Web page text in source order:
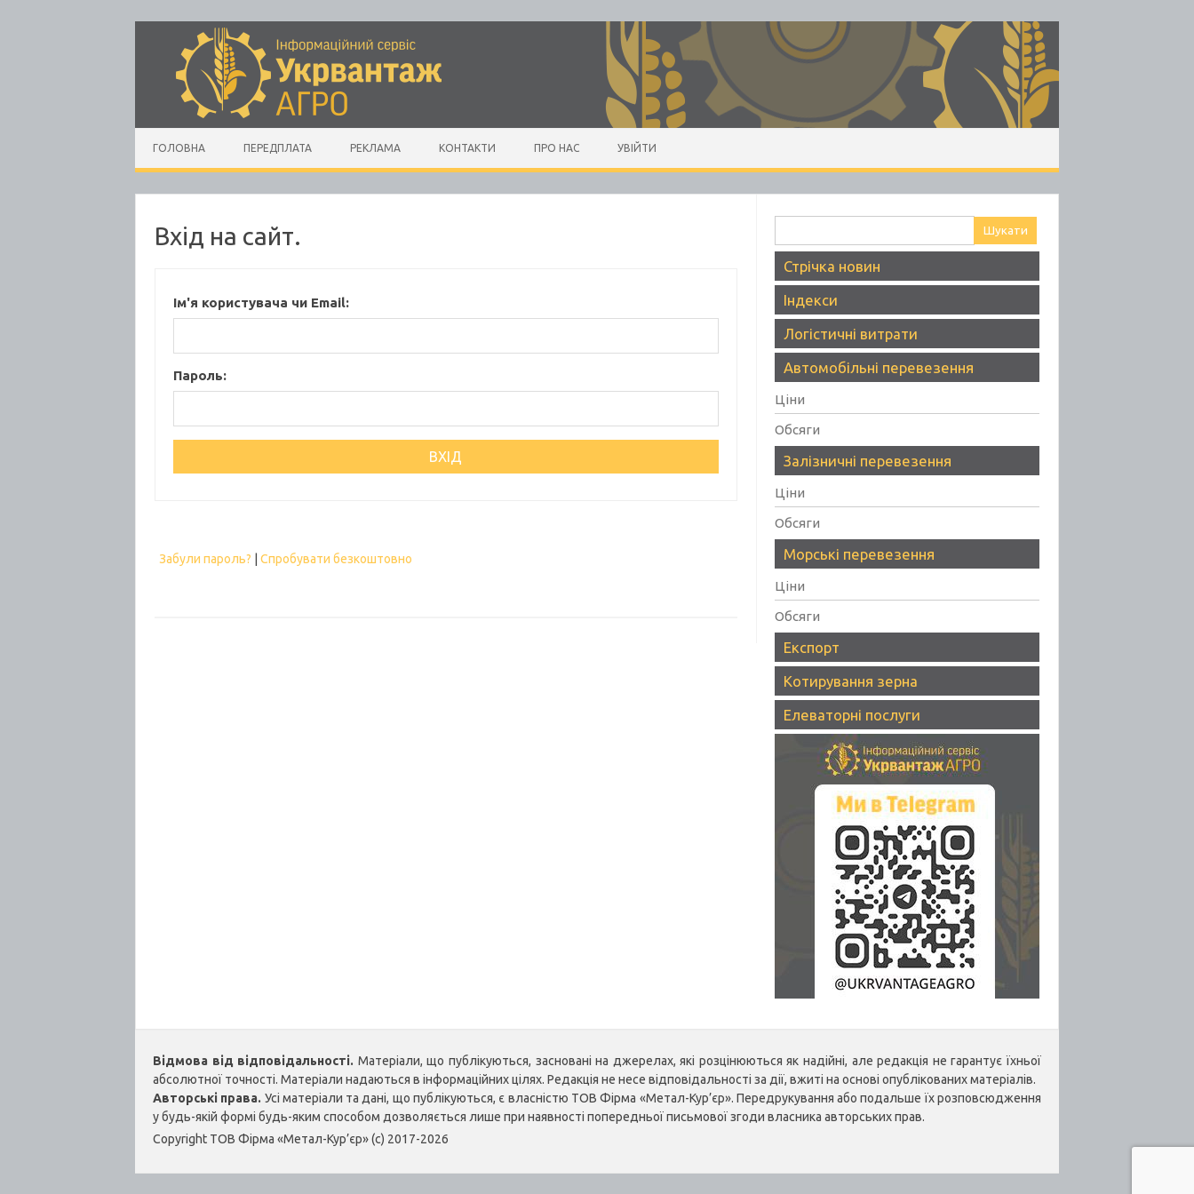
Skip to content
ГОЛОВНА ПЕРЕДПЛАТА РЕКЛАМА КОНТАКТИ ПРО НАС УВІЙТИ
Вхід на сайт.
Ім'я користувача чи Email:
Пароль:
Забули пароль? Спробувати безкоштовно
Стрічка новин
Індекси
Логістичні витрати
Автомобільні перевезення
Ціни
Обсяги
Залізничні перевезення
Ціни
Обсяги
Морські перевезення
Ціни
Обсяги
Експорт
Котирування зерна
Елеваторні послуги
Відмова від відповідальності. Матеріали, що публікуються, засновані на джерелах, які розцінюються як надійні, але редакція не гарантує їхньої
абсолютної точності. Матеріали надаються в інформаційних цілях. Редакція не несе відповідальності за дії, вжиті на основі опублікованих матеріалів.
Авторські права. Усі матеріали та дані, що публікуються, є власністю ТОВ Фірма «Метал-Кур’єр». Передрукування або подальше їх розповсюдження
у будь-якій формі будь-яким способом дозволяється лише при наявності попередньої письмової згоди власника авторських прав.
Copyright ТОВ Фірма «Метал-Кур’єр» (c) 2017-2026